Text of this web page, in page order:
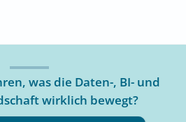
was die Daten-, BI- und
wirklich bewegt?